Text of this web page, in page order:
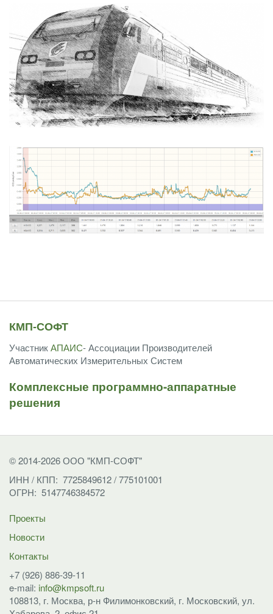
КМП-СОФТ
УчастникАПАИС- Ассоциации Производителей
Автоматических Измерительных Систем
Комплексные программно-аппаратные
решения
© 2014-2026 ООО "КМП-СОФТ"
ИНН / КПП: 7725849612 / 775101001
ОГРН: 5147746384572
Проекты
Новости
Контакты
+7 (926) 886-39-11
e-mail: info@kmpsoft.ru
108813, г. Москва, р-н Филимонковский, г. Московский, ул.